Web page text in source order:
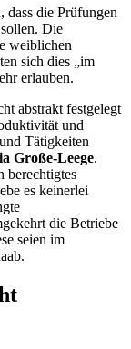
dass die Prüfungen
Die
weiblichen
sich dies „im
erlauben.
abstrakt festgelegt
und
Tätigkeiten
Große-Leege.
berechtigtes
es keinerlei
die Betriebe
seien im